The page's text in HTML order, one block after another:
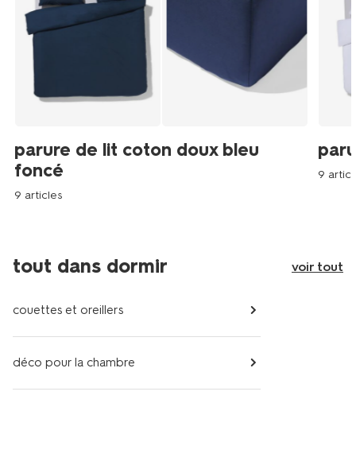
parure de lit coton doux bleu
foncé
9 articles
9
tout dans dormir voir tout
couettes et oreillers
déco pour la chambre